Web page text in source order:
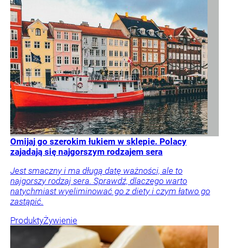
Omijaj go szerokim łukiem w sklepie. Polacy
zajadają się najgorszym rodzajem sera
Jest smaczny i ma długą datę ważności, ale to
najgorszy rodzaj sera. Sprawdź, dlaczego warto
natychmiast wyeliminować go z diety i czym łatwo go
zastąpić.
ProduktyŻywienie